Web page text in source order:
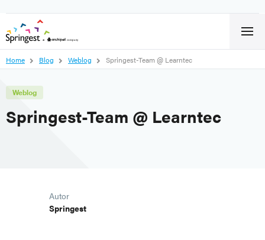
Home Blog Weblog Springest-Team @ Learntec
Weblog
Springest-Team @ Learntec
Autor
Springest